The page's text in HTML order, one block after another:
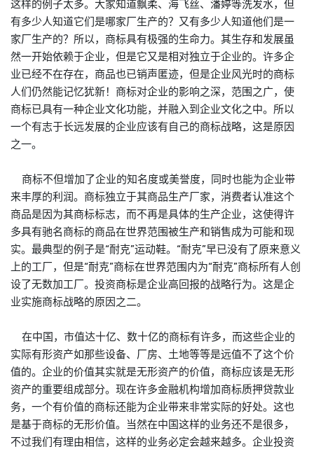
这样的例子太多。大家知道飘柔、海飞丝、潘婷等洗发水，但
有多少人知道它们是哪家厂生产的？又有多少人知道他们是一
家厂生产的？所以， 商标具有极强的生命力。其生存和发展虽
然一开始依赖于企业，但是它又是相对独立于企业的。许多企
业已经不在存在，商品也已销声匿迹，但是企业风光时的商标
人们仍然能记忆犹新！ 商标对企业的影响之深，范围之广，使
商标已具有一种企业文化功能，并融入到企业文化之中。所以
一个有志于长远发展的企业应该有自己的商标战略，这是原因
之一。
商标不但增加了企业的知名度或美誉度，同时也能为企业带
来丰厚的利润。 商标独立于其商品生产厂家，消费者认准这个
商品是因为其商标标志，而不再是具体的生产企业，这使得许
多具有驰名商标的商品在世界范围被生产和销售成为可能和现
实。最典型的例子是“耐克”运动鞋。“耐克”早已没有了原来意义
上的工厂，但是“耐克”商标在世界范围内为“耐克”商标所有人创
设了无数加工厂。投资商标是企业高回报的战略行为。这是企
业实施商标战略的原因之二。
在中国，市值达十亿、数十亿的商标有许多，而这些企业的
实际有形资产如那些设备、厂房、土地等等是远值不了这个价
值的。企业的价值其实就是无形资产的价值， 商标应该是无形
资产的重要组成部分。现在许多金融机构增加商标质押贷款业
务，一个有价值的商标还能为企业带来非常实际的好处。这也
是基于商标的无形价值。当然在中国这样的业务还不是很多，
不过我们有理由相信，这样的业务必定会越来越多。企业投资